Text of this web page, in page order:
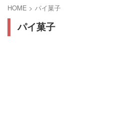
HOME > パイ菓子
パイ菓子